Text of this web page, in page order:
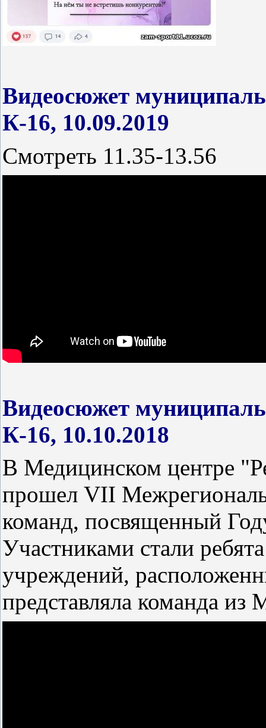
Видеосюжет
К-16, 10.09.2019
Смотреть 11.35-13.56
Видеосюжет
К-16, 10.10.2018
В Медицинском центре
прошел VII
команд, посвященный
Участниками стали
учреждений,
представляла команда